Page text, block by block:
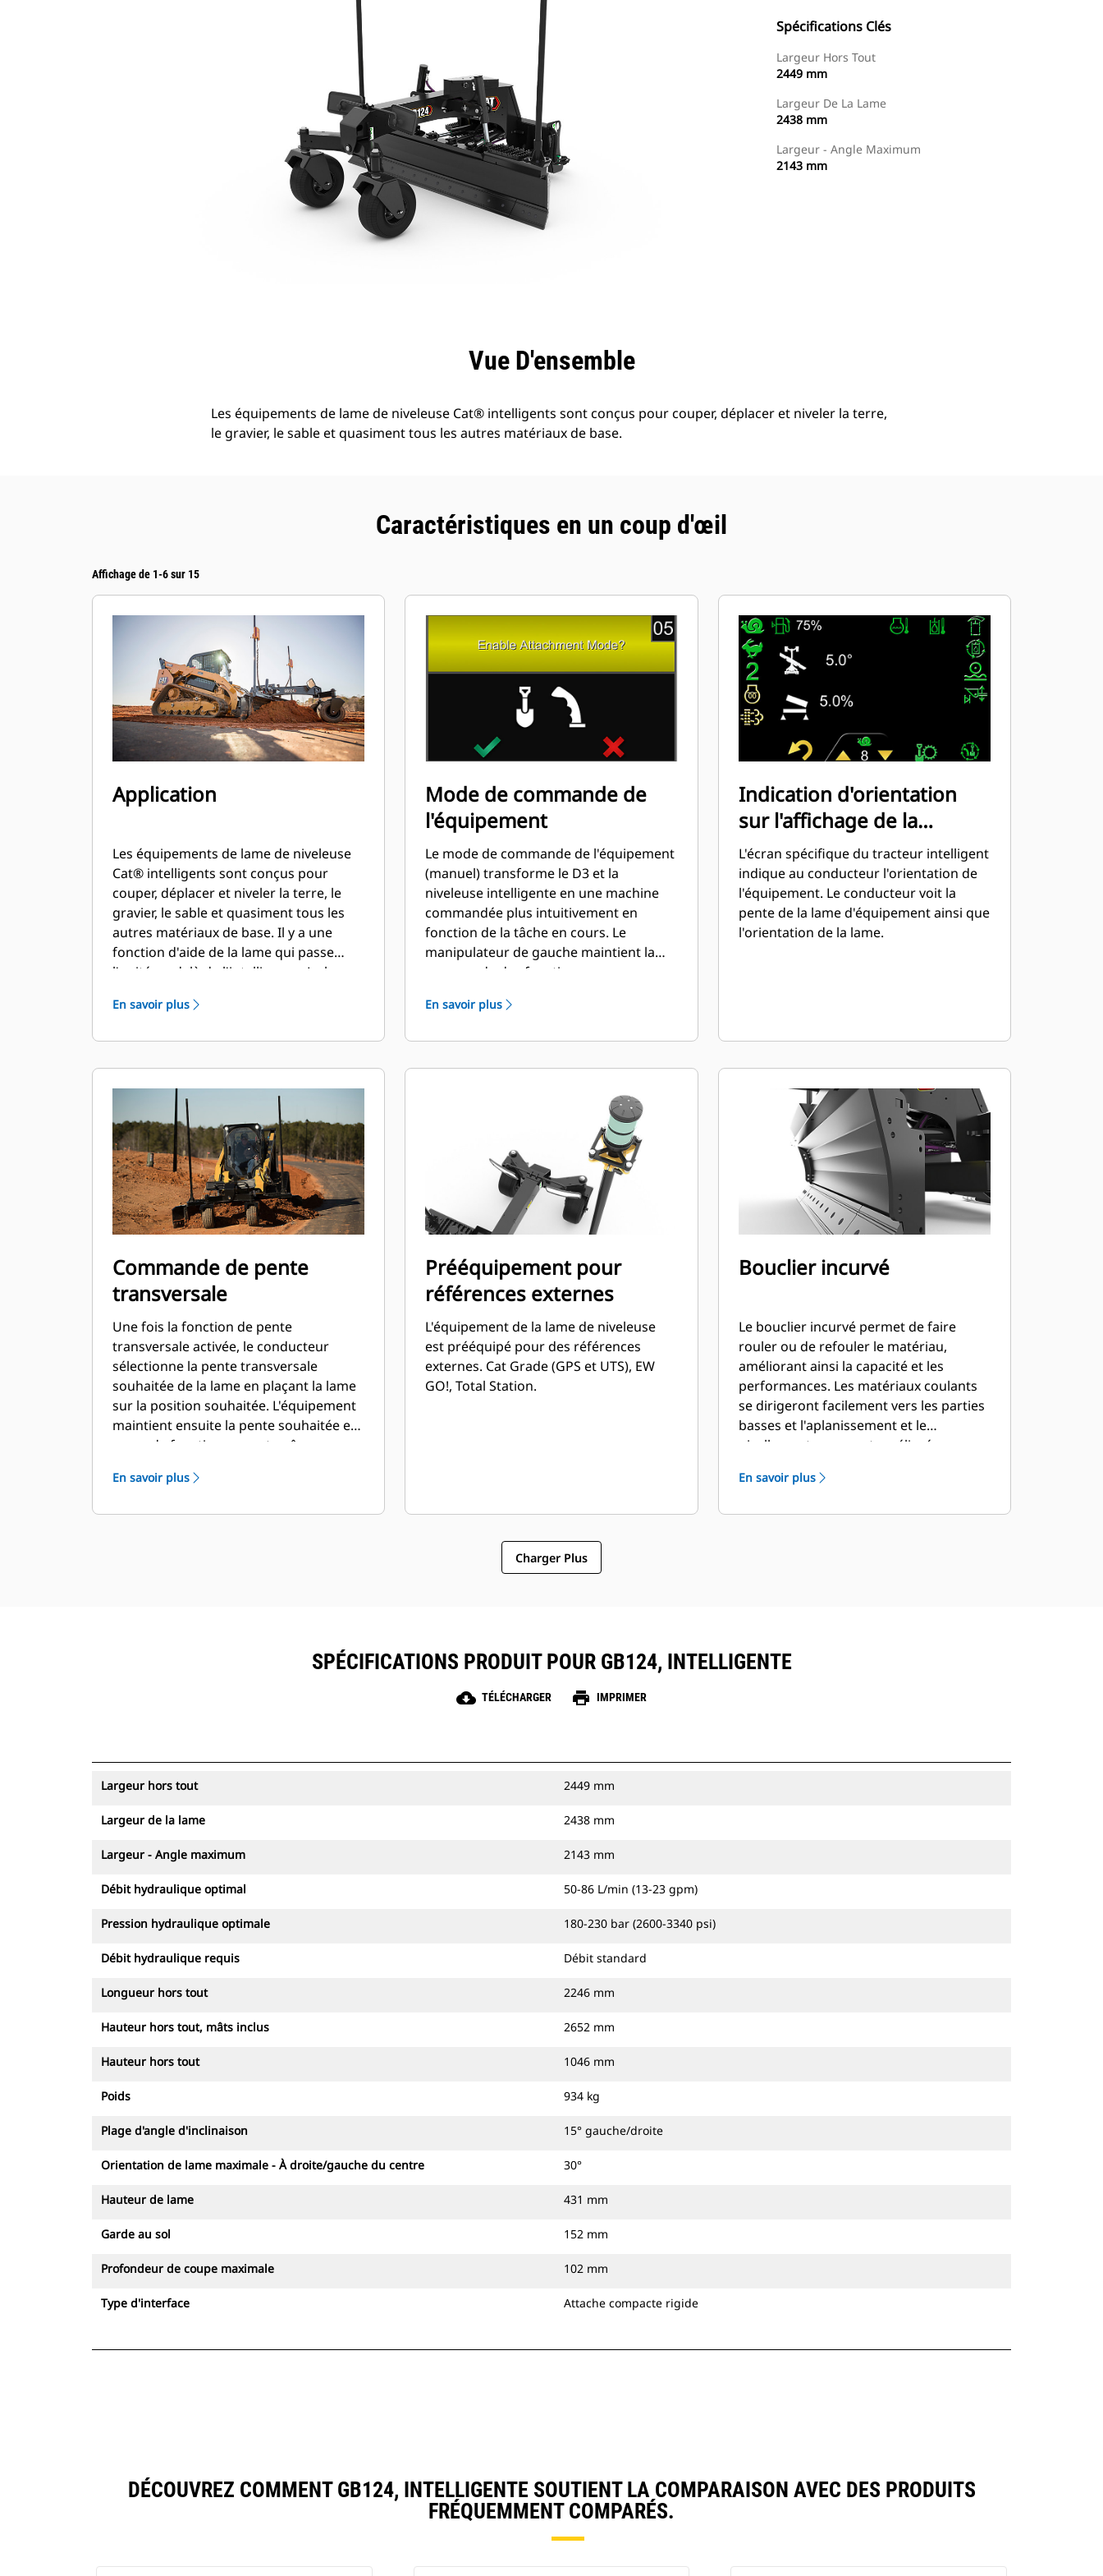
Spécifications Clés
Largeur Hors Tout
2449 mm
Largeur De La Lame
2438 mm
Largeur - Angle Maximum
2143 mm
Vue D'ensemble
Les équipements de lame de niveleuse Cat® intelligents sont conçus pour couper, déplacer et niveler la terre,
le gravier, le sable et quasiment tous les autres matériaux de base.
Caractéristiques en un coup d'œil
Affichage de 1-6 sur 15
Application
Les équipements de lame de niveleuse
Cat® intelligents sont conçus pour
couper, déplacer et niveler la terre, le
gravier, le sable et quasiment tous les
autres matériaux de base. Il y a une
fonction d'aide de la lame qui passe
l'unité au-delà de l'intelligence. La lame
transversale sur les plateformes de
En savoir plus
Mode de commande de
l'équipement
Le mode de commande de l'équipement
(manuel) transforme le D3 et la
niveleuse intelligente en une machine
commandée plus intuitivement en
fonction de la tâche en cours. Le
manipulateur de gauche maintient la
commande des fonctions
manipulateurs de droite actionnent à
En savoir plus
Indication d'orientation
sur l'affichage de la
machine
L'écran spécifique du tracteur intelligent
indique au conducteur l'orientation de
l'équipement. Le conducteur voit la
pente de la lame d'équipement ainsi que
l'orientation de la lame.
Commande de pente
transversale
Une fois la fonction de pente
transversale activée, le conducteur
sélectionne la pente transversale
souhaitée de la lame en plaçant la lame
sur la position souhaitée. L'équipement
maintient ensuite la pente souhaitée en
cours de fonctionnement, même
En savoir plus
Prééquipement pour
références externes
L'équipement de la lame de niveleuse
est prééquipé pour des références
externes. Cat Grade (GPS et UTS), EW
GO!, Total Station.
Bouclier incurvé
Le bouclier incurvé permet de faire
rouler ou de refouler le matériau,
améliorant ainsi la capacité et les
performances. Les matériaux coulants
se dirigeront facilement vers les parties
basses et l'aplanissement et le
nivellement en seront améliorés.
En savoir plus
Charger Plus
SPÉCIFICATIONS PRODUIT POUR GB124, INTELLIGENTE
cloud_download TÉLÉCHARGER print IMPRIMER
Largeur hors tout 2449 mm
Largeur de la lame 2438 mm
Largeur - Angle maximum 2143 mm
Débit hydraulique optimal 50-86 L/min (13-23 gpm)
Pression hydraulique optimale 180-230 bar (2600-3340 psi)
Débit hydraulique requis Débit standard
Longueur hors tout 2246 mm
Hauteur hors tout, mâts inclus 2652 mm
Hauteur hors tout 1046 mm
Poids 934 kg
Plage d'angle d'inclinaison 15° gauche/droite
Orientation de lame maximale - À droite/gauche du centre 30°
Hauteur de lame 431 mm
Garde au sol 152 mm
Profondeur de coupe maximale 102 mm
Type d'interface Attache compacte rigide
DÉCOUVREZ COMMENT GB124, INTELLIGENTE SOUTIENT LA COMPARAISON AVEC DES PRODUITS
FRÉQUEMMENT COMPARÉS.